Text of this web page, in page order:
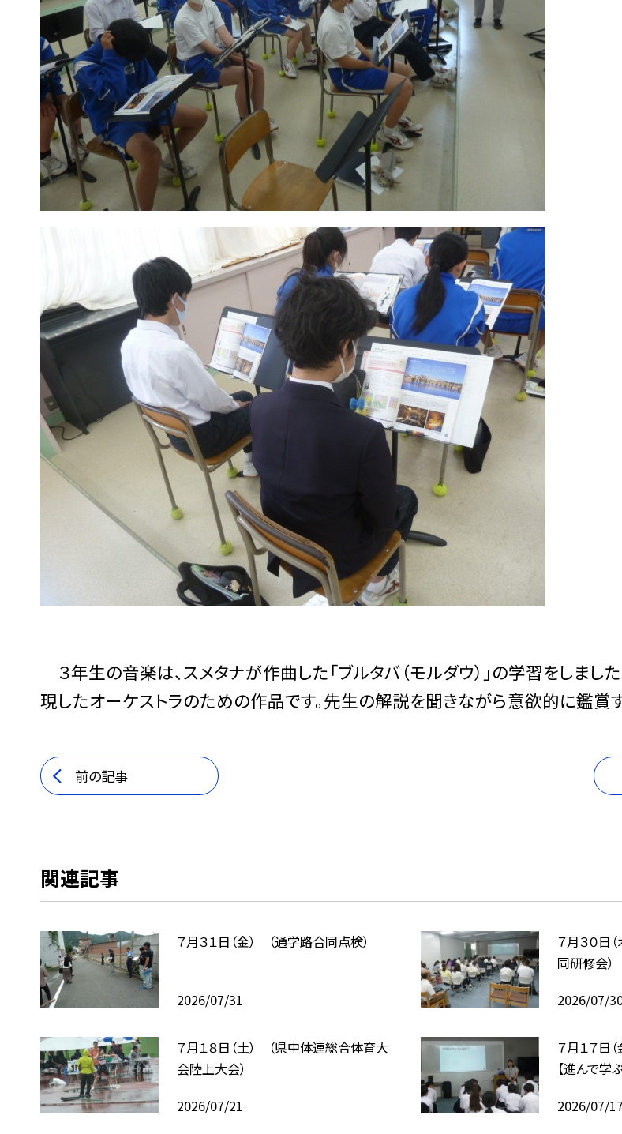
３年生の音楽は、スメタナが作曲した「ブルタバ（モルダウ）」の学習をしまし
現したオーケストラのための作品です。先生の解説を聞きながら意欲的に鑑賞
前の記事
関連記事
７月３１日（金） （通学路合同点検）
2026/07/31
７月３０日
同研修会）
2026/07/
７月１８日（土） （県中体連総合体育大
会陸上大会）
2026/07/21
７月１７日
【進んで学
2026/07/17